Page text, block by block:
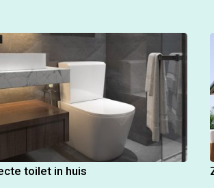
toilet in huis